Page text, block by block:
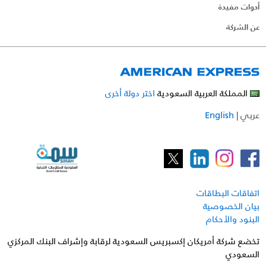
أدوات مفيدة
عن الشركة
المملكة العربية السعودية اختر دولة أخرى
عربي|
English
اتفاقات البطاقات
بيان الخصوصية
البنود والأحكام
تخضع شركة أمريكان إكسبريس السعودية لرقابة وإشراف البنك المركزي
السعودي